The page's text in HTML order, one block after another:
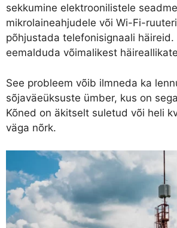
sekkumine elektroonilistele
mikrolaineahjudele või Wi-Fi-
põhjustada telefonisignaali häireid.
eemalduda võimalikest
See probleem võib ilmneda ka
sõjaväeüksuste ümber, kus on
Kõned on äkitselt suletud või heli
väga nõrk.